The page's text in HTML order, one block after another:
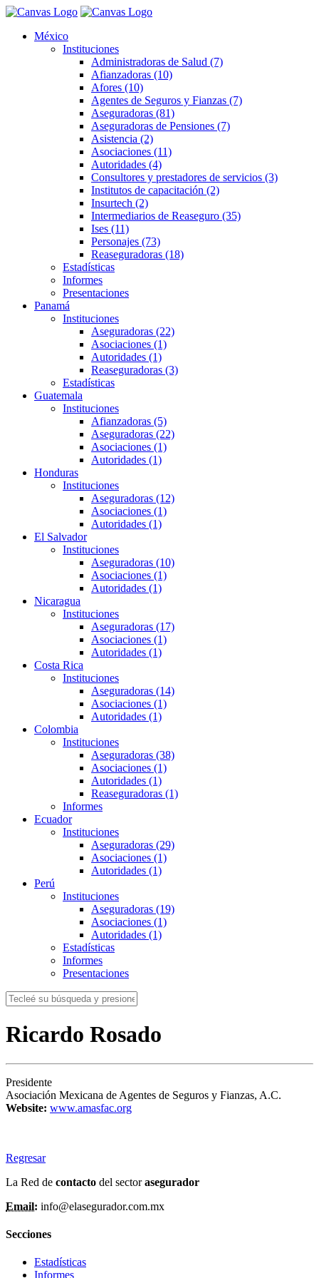
México
Instituciones
Administradoras de Salud (7)
Afianzadoras (10)
Afores (10)
Agentes de Seguros y Fianzas (7)
Aseguradoras (81)
Aseguradoras de Pensiones (7)
Asistencia (2)
Asociaciones (11)
Autoridades (4)
Consultores y prestadores de servicios (3)
Institutos de capacitación (2)
Insurtech (2)
Intermediarios de Reaseguro (35)
Ises (11)
Personajes (73)
Reaseguradoras (18)
Estadísticas
Informes
Presentaciones
Panamá
Instituciones
Aseguradoras (22)
Asociaciones (1)
Autoridades (1)
Reaseguradoras (3)
Estadísticas
Guatemala
Instituciones
Afianzadoras (5)
Aseguradoras (22)
Asociaciones (1)
Autoridades (1)
Honduras
Instituciones
Aseguradoras (12)
Asociaciones (1)
Autoridades (1)
El Salvador
Instituciones
Aseguradoras (10)
Asociaciones (1)
Autoridades (1)
Nicaragua
Instituciones
Aseguradoras (17)
Asociaciones (1)
Autoridades (1)
Costa Rica
Instituciones
Aseguradoras (14)
Asociaciones (1)
Autoridades (1)
Colombia
Instituciones
Aseguradoras (38)
Asociaciones (1)
Autoridades (1)
Reaseguradoras (1)
Informes
Ecuador
Instituciones
Aseguradoras (29)
Asociaciones (1)
Autoridades (1)
Perú
Instituciones
Aseguradoras (19)
Asociaciones (1)
Autoridades (1)
Estadísticas
Informes
Presentaciones
Ricardo Rosado
Presidente
Asociación Mexicana de Agentes de Seguros y Fianzas, A.C.
Website: www.amasfac.org
Regresar
La Red de contacto del sectorasegurador
Email: info@elasegurador.com.mx
Secciones
Estadísticas
Informes